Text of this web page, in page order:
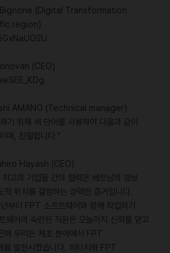
Bignone (Digital Transformation
region)
(CEO)
AMANO (Technical manager)
기 위해 세 단어를 사용하여 다음과 같이
며, 친절합니다.”
Hayash (CEO)
고의 기업들 간의 협력은 베트남의 정보
위치를 결정하는 강력한 증거입니다.
부터 FPT 소프트웨어와 함께 작업하기
웨어의 숙련된 직원은 오늘까지 신뢰를 얻고
에 우리는 제조 분야에서 FPT
발전시켰습니다. 히타치와 FPT